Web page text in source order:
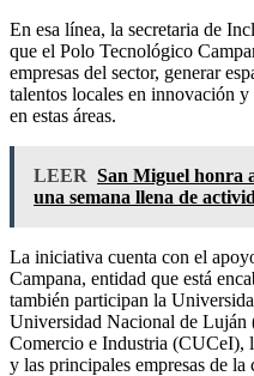
En esa línea, la secretaria de
que el Polo Tecnológico
empresas del sector, generar
talentos locales en innovación
en estas áreas.
LEER San Miguel honra
una semana llena de
La iniciativa cuenta con el
Campana, entidad que está
también participan la
Universidad Nacional de
Comercio e Industria (CUCeI),
y las principales empresas de la